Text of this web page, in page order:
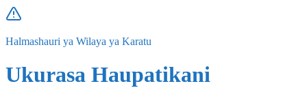
Halmashauri ya Wilaya ya Karatu
Ukurasa Haupatikani